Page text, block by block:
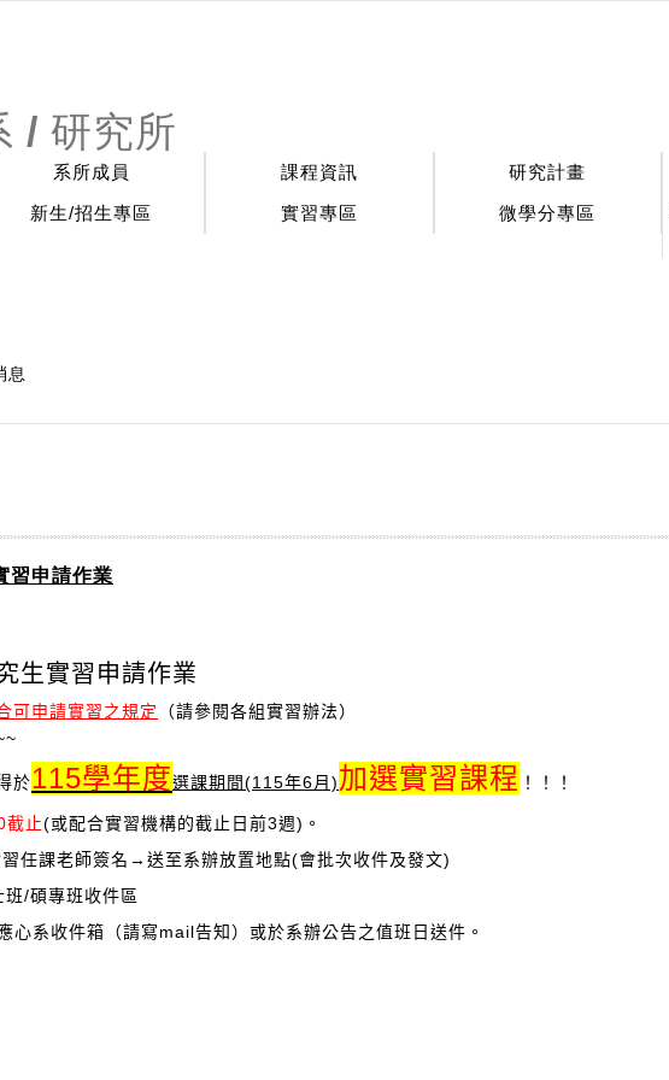
/ 研究所
系所成員 課程資訊 研究計畫
新生/招生專區 實習專區 微學分專區
息
習申請作業
生實習申請作業
可申請實習之規定
（請參閱各組實習辦法）
於115學年度選課期間(115年6月)加選實習課程 ！！！
截止(或配合實習機構的截止日前3週)。
任課老師簽名→送至系辦放置地點(會批次收件及發文)
/碩專班收件區
心系收件箱（請寫mail告知）或於系辦公告之值班日送件。